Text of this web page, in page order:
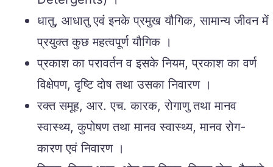
धातु, आधातु एवं इनके प्रमुख यौगिक, सामान्य जीवन में
प्रयुक्त कुछ महत्वपूर्ण यौगिक ।
प्रकाश का परावर्तन व इसके नियम, प्रकाश का वर्ण
विक्षेपण, दृष्टि दोष तथा उसका निवारण ।
रक्त समूह, आर. एच. कारक, रोगाणु तथा मानव
स्वास्थ्य, कुपोषण तथा मानव स्वास्थ्य, मानव रोग-
कारण एवं निवारण ।